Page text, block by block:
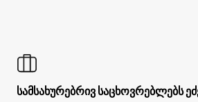
სამსახურებრივ საცხოვრებლებს